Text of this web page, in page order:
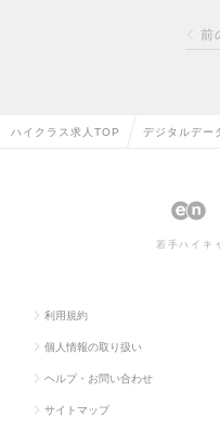
前
ハイクラス求人TOP デジタルデー
若手ハイキ
利用規約
個人情報の取り扱い
ヘルプ・お問い合わせ
サイトマップ